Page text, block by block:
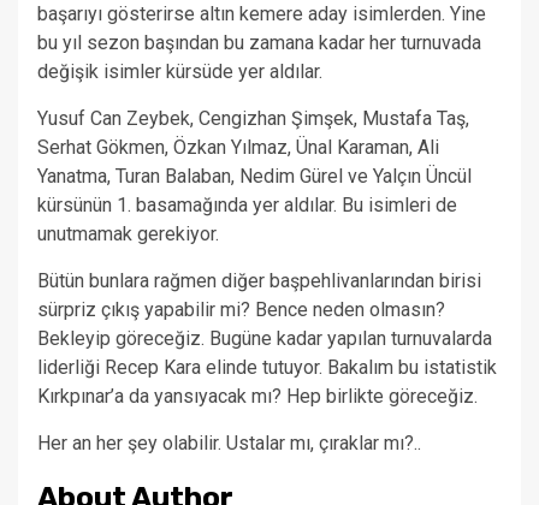
başarıyı gösterirse altın kemere aday isimlerden. Yine
bu yıl sezon başından bu zamana kadar her turnuvada
değişik isimler kürsüde yer aldılar.
Yusuf Can Zeybek, Cengizhan Şimşek, Mustafa Taş,
Serhat Gökmen, Özkan Yılmaz, Ünal Karaman, Ali
Yanatma, Turan Balaban, Nedim Gürel ve Yalçın Üncül
kürsünün 1. basamağında yer aldılar. Bu isimleri de
unutmamak gerekiyor.
Bütün bunlara rağmen diğer başpehlivanlarından birisi
sürpriz çıkış yapabilir mi? Bence neden olmasın?
Bekleyip göreceğiz. Bugüne kadar yapılan turnuvalarda
liderliği Recep Kara elinde tutuyor. Bakalım bu istatistik
Kırkpınar’a da yansıyacak mı? Hep birlikte göreceğiz.
Her an her şey olabilir. Ustalar mı, çıraklar mı?..
About Author